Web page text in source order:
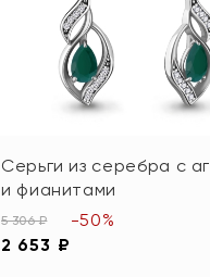
Серьги из серебра с
и фианитами
5 306 ₽
2 653 ₽
-50%